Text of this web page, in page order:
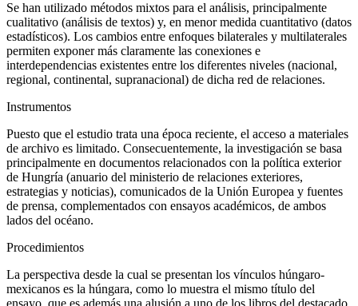
Se han utilizado métodos mixtos para el análisis, principalmente
cualitativo (análisis de textos) y, en menor medida cuantitativo (datos
estadísticos). Los cambios entre enfoques bilaterales y multilaterales
permiten exponer más claramente las conexiones e
interdependencias existentes entre los diferentes niveles (nacional,
regional, continental, supranacional) de dicha red de relaciones.
Instrumentos
Puesto que el estudio trata una época reciente, el acceso a materiales
de archivo es limitado. Consecuentemente, la investigación se basa
principalmente en documentos relacionados con la política exterior
de Hungría (anuario del ministerio de relaciones exteriores,
estrategias y noticias), comunicados de la Unión Europea y fuentes
de prensa, complementados con ensayos académicos, de ambos
lados del océano.
Procedimientos
La perspectiva desde la cual se presentan los vínculos húngaro-
mexicanos es la húngara, como lo muestra el mismo título del
ensayo, que es además una alusión a uno de los libros del destacado